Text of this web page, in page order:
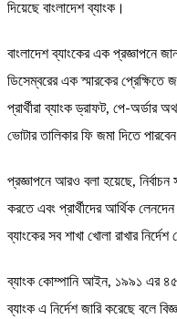
দিয়েছে বাংলাদেশ ব্যাংক।
বাংলাদেশ ব্যাংকের এক প্রজ্ঞাপনে
ডিসেম্বরের এক স্মারকের প্রেক্ষিতে
প্রার্থীরা ব্যাংক ড্রাফট, পে-অর্ডার
ভোটার তালিকার ফি জমা দিতে
প্রজ্ঞাপনে আরও বলা হয়েছে, নির্বাচন
করতে এবং প্রার্থীদের আর্থিক লেনদেন
ব্যাংকের সব শাখা খোলা রাখার
ব্যাংক কোম্পানি আইন, ১৯৯১ এর ৪৫
ব্যাংক এ নির্দেশ জারি করেছে বলে